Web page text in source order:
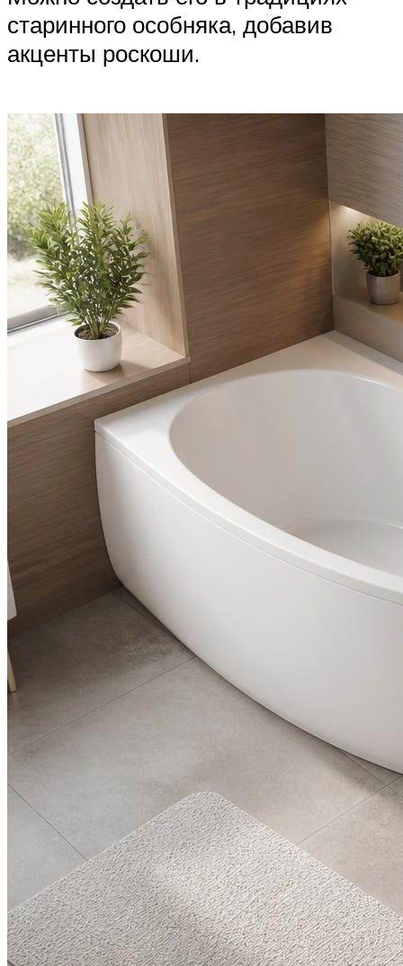
старинного особняка, добавив
акценты роскоши.